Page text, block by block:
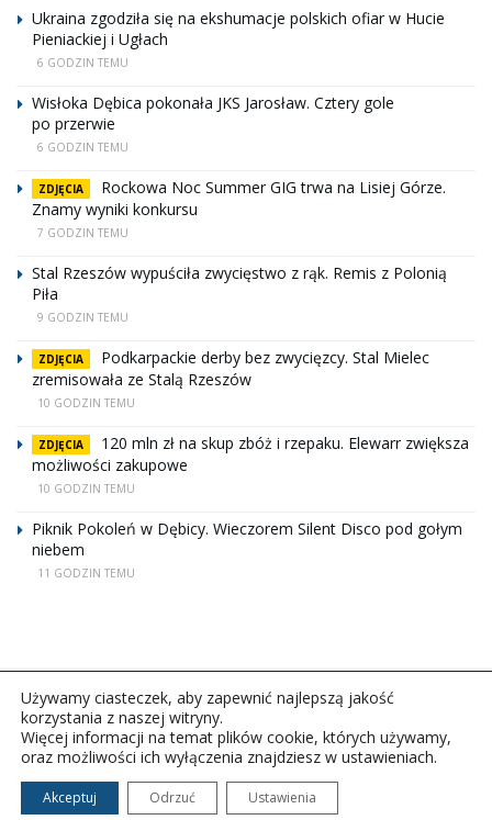
Ukraina zgodziła się na ekshumacje polskich ofiar w Hucie
Pieniackiej i Ugłach
6 GODZIN TEMU
Wisłoka Dębica pokonała JKS Jarosław. Cztery gole
po przerwie
6 GODZIN TEMU
ZDJĘCIA
Rockowa Noc Summer GIG trwa na Lisiej Górze.
Znamy wyniki konkursu
7 GODZIN TEMU
Stal Rzeszów wypuściła zwycięstwo z rąk. Remis z Polonią
Piła
9 GODZIN TEMU
ZDJĘCIA
Podkarpackie derby bez zwycięzcy. Stal Mielec
zremisowała ze Stalą Rzeszów
10 GODZIN TEMU
ZDJĘCIA
120 mln zł na skup zbóż i rzepaku. Elewarr zwiększa
możliwości zakupowe
10 GODZIN TEMU
Piknik Pokoleń w Dębicy. Wieczorem Silent Disco pod gołym
niebem
11 GODZIN TEMU
Copyright © 2026Polskie Radio Rzeszów S.A. w likwidacj.
Wszelkie prawa zastrzeżone.
Używamy ciasteczek, aby zapewnić najlepszą jakość
korzystania z naszej witryny.
Więcej informacji na temat plików cookie, których używamy,
oraz możliwości ich wyłączenia znajdziesz w ustawieniach.
Akceptuj Odrzuć Ustawienia